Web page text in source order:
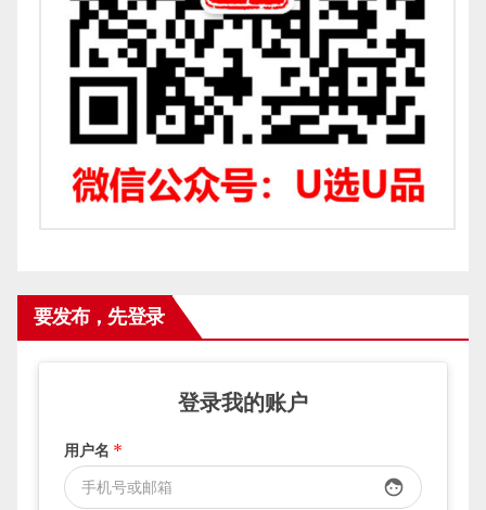
要发布，先登录
登录我的账户
用户名 *
face